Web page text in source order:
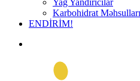
Yağ Yandırıcılar
Karbohidrat Məhsulları
ENDİRİM!